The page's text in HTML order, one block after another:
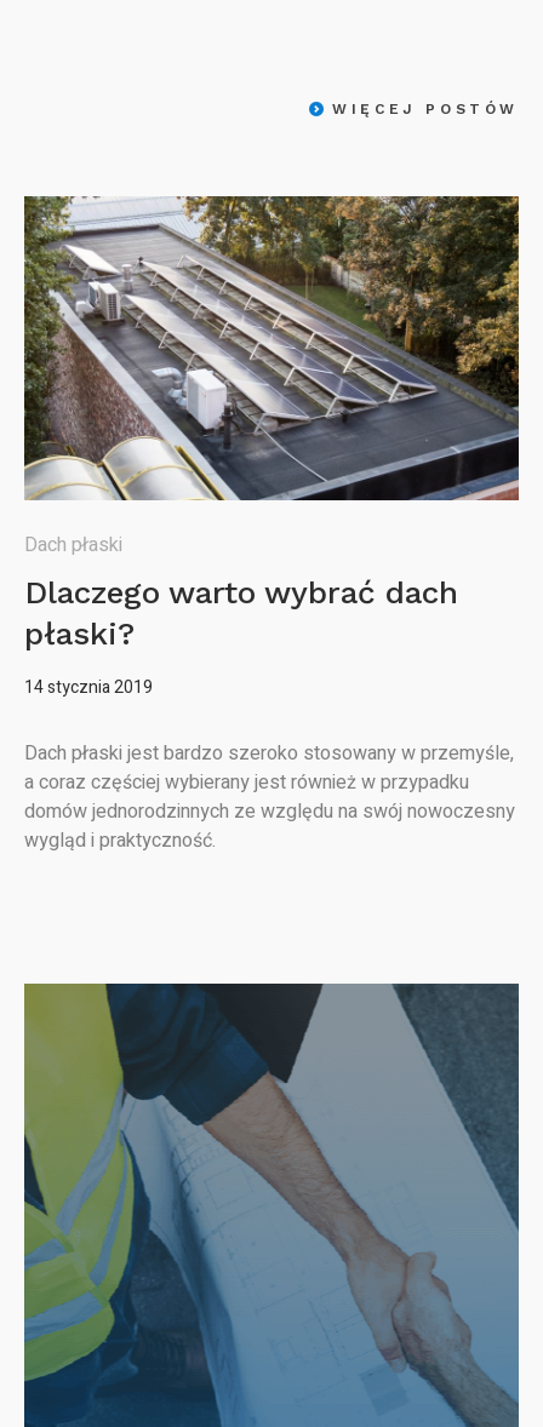
WIĘCEJ POSTÓW
Dach płaski
Dlaczego warto wybrać dach
płaski?
14 stycznia 2019
Dach płaski jest bardzo szeroko stosowany w przemyśle,
a coraz częściej wybierany jest również w przypadku
domów jednorodzinnych ze względu na swój nowoczesny
wygląd i praktyczność.